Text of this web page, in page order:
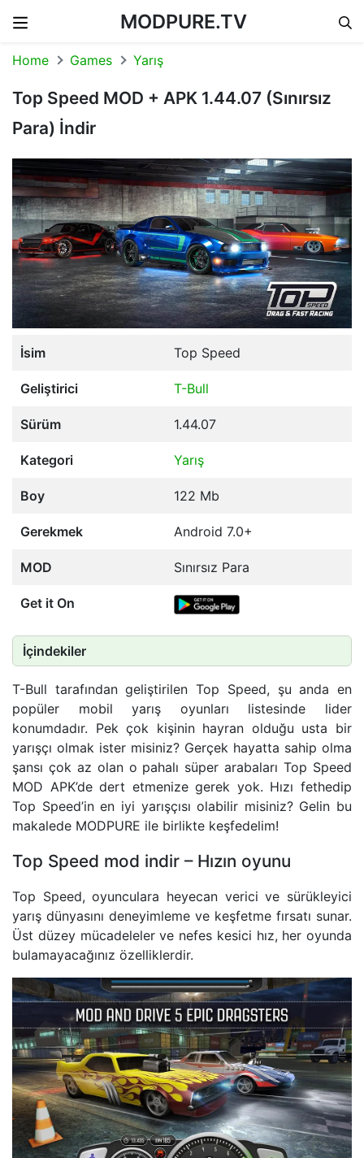
MODPURE.TV
Home Games Yarış
Top Speed MOD + APK 1.44.07 (Sınırsız
Para) İndir
İsim Top Speed
Geliştirici T-Bull
Sürüm 1.44.07
Kategori Yarış
Boy 122 Mb
Gerekmek Android 7.0+
MOD Sınırsız Para
Get it On
İçindekiler
T-Bull tarafından geliştirilen Top Speed, şu anda en
popüler mobil yarış oyunları listesinde lider
konumdadır. Pek çok kişinin hayran olduğu usta bir
yarışçı olmak ister misiniz? Gerçek hayatta sahip olma
şansı çok az olan o pahalı süper arabaları Top Speed
MOD APK’de dert etmenize gerek yok. Hızı fethedip
Top Speed’in en iyi yarışçısı olabilir misiniz? Gelin bu
makalede MODPURE ile birlikte keşfedelim!
Top Speed mod indir – Hızın oyunu
Top Speed, oyunculara heyecan verici ve sürükleyici
yarış dünyasını deneyimleme ve keşfetme fırsatı sunar.
Üst düzey mücadeleler ve nefes kesici hız, her oyunda
bulamayacağınız özelliklerdir.